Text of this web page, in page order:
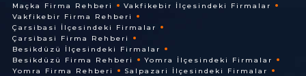
Maçka Firma Rehberi
Vakfikebir İlçesindeki Firmalar
Vakfikebir Firma Rehberi
Çarsibasi İlçesindeki Firmalar
Çarsibasi Firma Rehberi
Besikdüzü İlçesindeki Firmalar
Besikdüzü Firma Rehberi
Yomra İlçesindeki Firmalar
Yomra Firma Rehberi
Salpazari İlçesindeki Firmalar